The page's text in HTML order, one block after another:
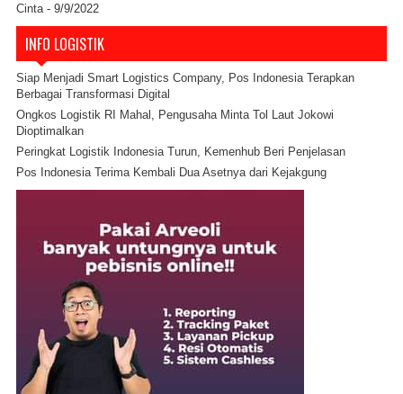
Cinta - 9/9/2022
INFO LOGISTIK
Siap Menjadi Smart Logistics Company, Pos Indonesia Terapkan
Berbagai Transformasi Digital
Ongkos Logistik RI Mahal, Pengusaha Minta Tol Laut Jokowi
Dioptimalkan
Peringkat Logistik Indonesia Turun, Kemenhub Beri Penjelasan
Pos Indonesia Terima Kembali Dua Asetnya dari Kejakgung